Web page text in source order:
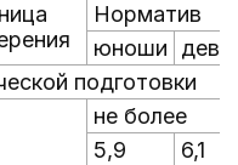
Норматив
юноши
подготовки
не более
5,9
6,1